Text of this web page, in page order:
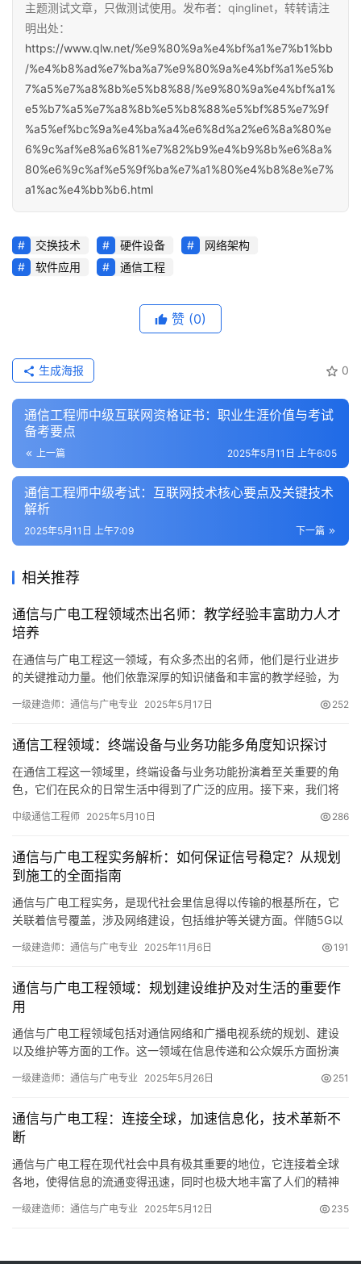
主题测试文章，只做测试使用。发布者：qinglinet，转转请注
明出处：
https://www.qlw.net/%e9%80%9a%e4%bf%a1%e7%b1%bb
/%e4%b8%ad%e7%ba%a7%e9%80%9a%e4%bf%a1%e5%b
7%a5%e7%a8%8b%e5%b8%88/%e9%80%9a%e4%bf%a1%
e5%b7%a5%e7%a8%8b%e5%b8%88%e5%bf%85%e7%9f
%a5%ef%bc%9a%e4%ba%a4%e6%8d%a2%e6%8a%80%e
6%9c%af%e8%a6%81%e7%82%b9%e4%b9%8b%e6%8a%
80%e6%9c%af%e5%9f%ba%e7%a1%80%e4%b8%8e%e7%
a1%ac%e4%bb%b6.html
交换技术 硬件设备
网络架构
软件应用
通信工程
赞 (0)
0
生成海报
通信工程师中级互联网资格证书：职业生涯价值与考试
备考要点
上一篇 2025年5月11日 上午6:05
通信工程师中级考试：互联网技术核心要点及关键技术
解析
下一篇
2025年5月11日 上午7:09
相关推荐
通信与广电工程领域杰出名师：教学经验丰富助力人才
培养
在通信与广电工程这一领域，有众多杰出的名师，他们是行业进步
的关键推动力量。他们依靠深厚的知识储备和丰富的教学经验，为
忽视。
一级建造师：通信与广电专业 2025年5月17日 252
通信工程领域：终端设备与业务功能多角度知识探讨
在通信工程这一领域里，终端设备与业务功能扮演着至关重要的角
色，它们在民众的日常生活中得到了广泛的应用。接下来，我们将
识。
中级通信工程师 2025年5月10日 286
通信与广电工程实务解析：如何保证信号稳定？从规划
到施工的全面指南
通信与广电工程实务，是现代社会里信息得以传输的根基所在，它
关联着信号覆盖，涉及网络建设，包括维护等关键方面。伴随5G以
实
一级建造师：通信与广电专业 2025年11月6日 191
通信与广电工程领域：规划建设维护及对生活的重要作
用
通信与广电工程领域包括对通信网络和广播电视系统的规划、建设
以及维护等方面的工作。这一领域在信息传递和公众娱乐方面扮演
一级建造师：通信与广电专业 2025年5月26日 251
通信与广电工程：连接全球，加速信息化，技术革新不
断
通信与广电工程在现代社会中具有极其重要的地位，它连接着全球
各地，使得信息的流通变得迅速，同时也极大地丰富了人们的精神
一级建造师：通信与广电专业 2025年5月12日 235